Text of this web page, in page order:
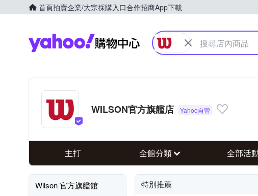
首頁拍賣企業/大宗採購入口合作招商App下載
Yahoo購物中心
WILSON官方旗艦店
主打 全館分類 全部活
Wilson 官方旗艦館 特別推薦